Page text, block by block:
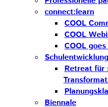
connect:learn
COOL
COOL
COOL
Schulentwicklung
Retreat für
Biennale